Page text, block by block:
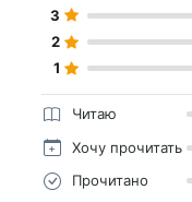
3
2
1
Читаю
Хочу прочитать
Прочитано